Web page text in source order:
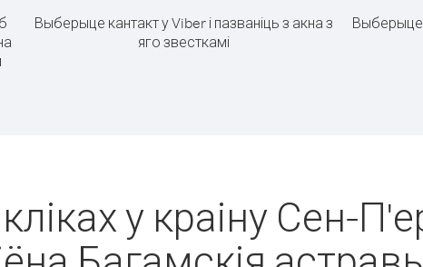
Выберыце кантакт у Viber і пазваніць з акна з
яго звесткамі
Выберыце
у краіну Сен-